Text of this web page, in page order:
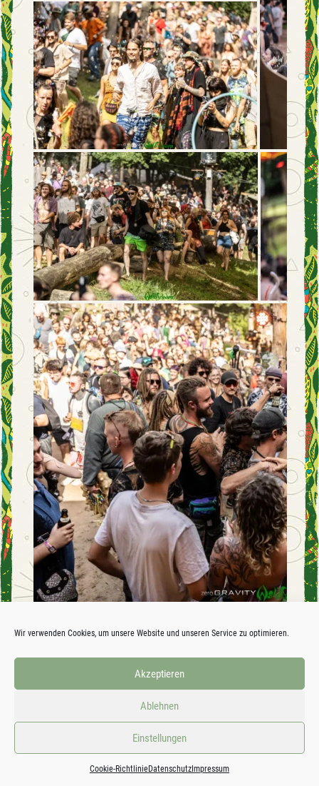
Wir verwenden Cookies, um unsere Website und unseren Service zu optimieren.
Akzeptieren
Ablehnen
Einstellungen
Cookie-RichtlinieDatenschutzImpressum